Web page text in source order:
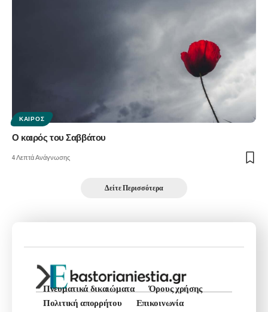
ΚΑΙΡΌΣ
Ο καιρός του Σαββάτου
4 Λεπτά Ανάγνωσης
Δείτε Περισσότερα
Πνευματικά δικαιώματα
Όρους χρήσης
Πολιτική απορρήτου
Επικοινωνία